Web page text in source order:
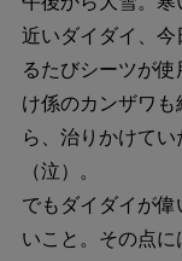
近いダイダイ、
るたびシーツが
け係のカンザワ
ら、治りかけて
（泣）。
でもダイダイが
いこと。その点